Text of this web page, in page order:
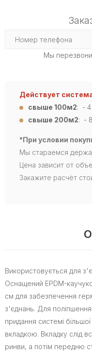
Мы
Действует
свыше 100м2: - 4
свыше 200м2: -
*При условии
Мы стараемся
Цена зависит от
Закажите расчёт
Використовується для
Оснащений EPDM-
см для забезпечення
з'єднань. Для поліпшення
придання системі
вкладкою. Вкладку слід
ринви, а потім передню